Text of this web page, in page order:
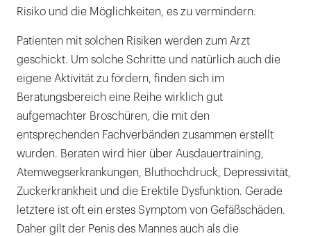
Risiko und die Möglichkeiten, es zu vermindern.
Patienten mit solchen Risiken werden zum Arzt
geschickt. Um solche Schritte und natürlich auch die
eigene Aktivität zu fördern, finden sich im
Beratungsbereich eine Reihe wirklich gut
aufgemachter Broschüren, die mit den
entsprechenden Fachverbänden zusammen erstellt
wurden. Beraten wird hier über Ausdauertraining,
Atemwegserkrankungen, Bluthochdruck, Depressivität,
Zuckerkrankheit und die Erektile Dysfunktion. Gerade
letztere ist oft ein erstes Symptom von Gefäßschäden.
Daher gilt der Penis des Mannes auch als die